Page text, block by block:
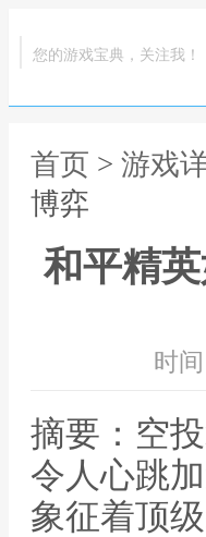
您的游戏宝典，关注我！
首页 > 游戏
博弈
和平精
时
摘要：空
令人心跳
象征着顶